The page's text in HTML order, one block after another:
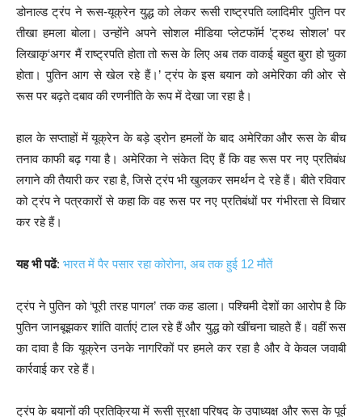
डोनाल्ड ट्रंप ने रूस-यूक्रेन युद्ध को लेकर रूसी राष्ट्रपति व्लादिमीर पुतिन पर
तीखा हमला बोला। उन्होंने अपने सोशल मीडिया प्लेटफॉर्म ’ट्रुथ सोशल’ पर
लिखाकृ‘अगर मैं राष्ट्रपति होता तो रूस के लिए अब तक वाकई बहुत बुरा हो चुका
होता। पुतिन आग से खेल रहे हैं।’ ट्रंप के इस बयान को अमेरिका की ओर से
रूस पर बढ़ते दबाव की रणनीति के रूप में देखा जा रहा है।
हाल के सप्ताहों में यूक्रेन के बड़े ड्रोन हमलों के बाद अमेरिका और रूस के बीच
तनाव काफी बढ़ गया है। अमेरिका ने संकेत दिए हैं कि वह रूस पर नए प्रतिबंध
लगाने की तैयारी कर रहा है, जिसे ट्रंप भी खुलकर समर्थन दे रहे हैं। बीते रविवार
को ट्रंप ने पत्रकारों से कहा कि वह रूस पर नए प्रतिबंधों पर गंभीरता से विचार
कर रहे हैं।
यह भी पढें: भारत में पैर पसार रहा कोरोना, अब तक हुई 12 मौतें
ट्रंप ने पुतिन को ‘पूरी तरह पागल’ तक कह डाला। पश्चिमी देशों का आरोप है कि
पुतिन जानबूझकर शांति वार्ताएं टाल रहे हैं और युद्ध को खींचना चाहते हैं। वहीं रूस
का दावा है कि यूक्रेन उनके नागरिकों पर हमले कर रहा है और वे केवल जवाबी
कार्रवाई कर रहे हैं।
ट्रंप के बयानों की प्रतिक्रिया में रूसी सुरक्षा परिषद के उपाध्यक्ष और रूस के पूर्व